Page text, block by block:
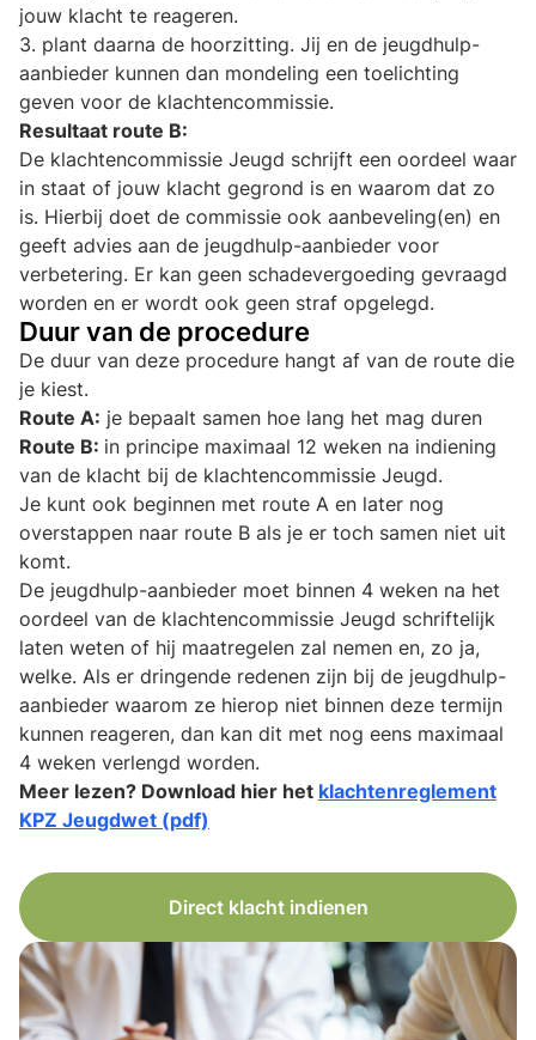
jouw klacht te reageren.
3. plant daarna de hoorzitting. Jij en de jeugdhulp-
aanbieder kunnen dan mondeling een toelichting
geven voor de klachtencommissie.
Resultaat route B:
De klachtencommissie Jeugd schrijft een oordeel waar
in staat of jouw klacht gegrond is en waarom dat zo
is. Hierbij doet de commissie ook aanbeveling(en) en
geeft advies aan de jeugdhulp-aanbieder voor
verbetering. Er kan geen schadevergoeding gevraagd
worden en er wordt ook geen straf opgelegd.
Duur van de procedure
De duur van deze procedure hangt af van de route die
je kiest.
Route A: je bepaalt samen hoe lang het mag duren
Route B: in principe maximaal 12 weken na indiening
van de klacht bij de klachtencommissie Jeugd.
Je kunt ook beginnen met route A en later nog
overstappen naar route B als je er toch samen niet uit
komt.
De jeugdhulp-aanbieder moet binnen 4 weken na het
oordeel van de klachtencommissie Jeugd schriftelijk
laten weten of hij maatregelen zal nemen en, zo ja,
welke. Als er dringende redenen zijn bij de jeugdhulp-
aanbieder waarom ze hierop niet binnen deze termijn
kunnen reageren, dan kan dit met nog eens maximaal
4 weken verlengd worden.
Meer lezen? Download hier het klachtenreglement
KPZ Jeugdwet (pdf)
Direct klacht indienen